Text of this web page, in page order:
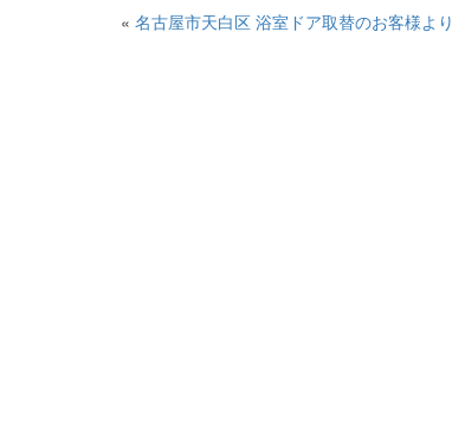
« 名古屋市天白区 浴室ドア取替のお客様より